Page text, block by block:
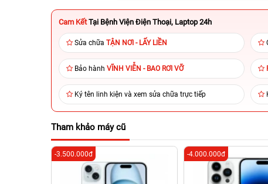
Cam Kết Tại Bệnh Viện Điện Thoại, Laptop 24h
Sửa chữa TẬN NƠI - LẤY LIỀN
Bảo hành VĨNH VIỄN - BAO RƠI VỠ
Ký tên linh kiện và xem sửa chữa trực tiếp
Tham khảo máy cũ
-3.500.000đ -4.000.000đ